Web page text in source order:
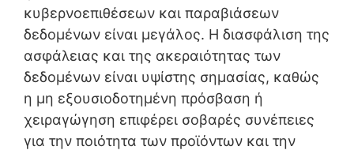
κυβερνοεπιθέσεων και παραβιάσεων
δεδομένων είναι μεγάλος. Η διασφάλιση της
ασφάλειας και της ακεραιότητας των
δεδομένων είναι υψίστης σημασίας, καθώς
η μη εξουσιοδοτημένη πρόσβαση ή
χειραγώγηση επιφέρει σοβαρές συνέπειες
για την ποιότητα των προϊόντων και την